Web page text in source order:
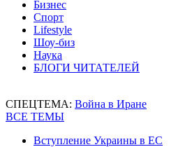
Бизнес
Спорт
Lifestyle
Шоу-биз
Наука
БЛОГИ ЧИТАТЕЛЕЙ
СПЕЦТЕМА: Война в Иране
ВСЕ ТЕМЫ
Вступление Украины в ЕС